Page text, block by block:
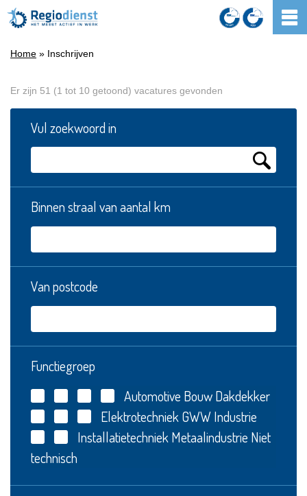
Home » Inschrijven
Er zijn 51 (1 tot 10 getoond) vacatures gevonden
Vul zoekwoord in
Binnen straal van aantal km
Van postcode
Functiegroep
Automotive BouwDakdekker
Elektrotechniek GWWIndustrie
Installatietechniek Metaalindustrie Niet
technisch